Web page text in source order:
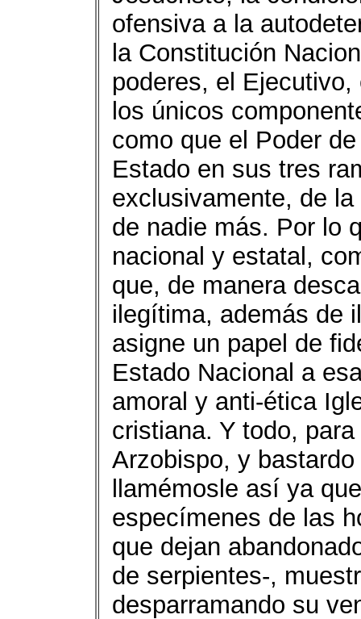
ofensiva a la
la Constitución
poderes, el
los únicos
como que el Poder
Estado en sus tres
exclusivamente, de
de nadie más. Por lo
nacional y estatal,
que, de manera
ilegítima, además de
asigne un papel de
Estado Nacional a
amoral y anti-ética
cristiana. Y todo,
Arzobispo, y
llamémosle así ya
especímenes de las
que dejan
de serpientes-,
desparramando su